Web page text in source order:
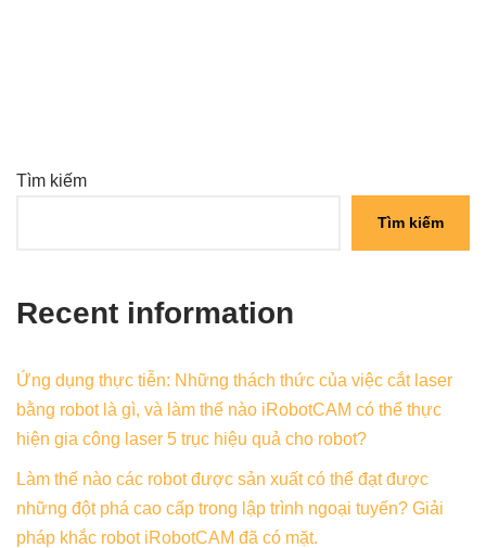
Tìm kiếm
Tìm kiếm
Recent information
Ứng dụng thực tiễn: Những thách thức của việc cắt laser
bằng robot là gì, và làm thế nào iRobotCAM có thể thực
hiện gia công laser 5 trục hiệu quả cho robot?
Làm thế nào các robot được sản xuất có thể đạt được
những đột phá cao cấp trong lập trình ngoại tuyến? Giải
pháp khắc robot iRobotCAM đã có mặt.